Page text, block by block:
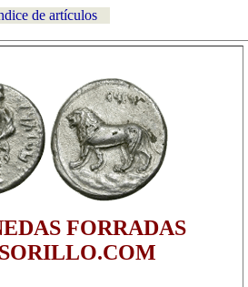
de artículos
FORRADAS